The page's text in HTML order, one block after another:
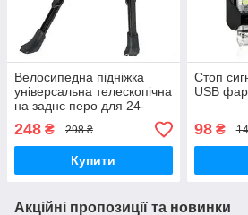
Велосипедна підніжка
універсальна телескопічна
на заднє перо для 24-
29",лапка,алюміній
248 ₴ 298 ₴
Купити
Стоп
USB
98₴
Акційні пропозиції та новинки